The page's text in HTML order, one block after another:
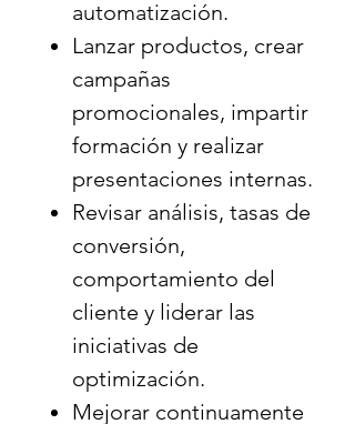
entrega digital y monitoreo y
optimización posteriores al
lanzamiento.
Integrar los flujos de trabajo
de productos con la
automatización del
marketing, secuencias de
correo electrónico, análisis,
sistemas CRM y plataformas
de comercio electrónico.
Colaborar de forma
transversal con los equipos
de marketing, diseño,
automatización.
Lanzar productos, crear
campañas
promocionales, impartir
formación y realizar
presentaciones internas.
Revisar análisis, tasas de
conversión,
comportamiento del
cliente y liderar las
iniciativas de
optimización.
Mejorar continuamente